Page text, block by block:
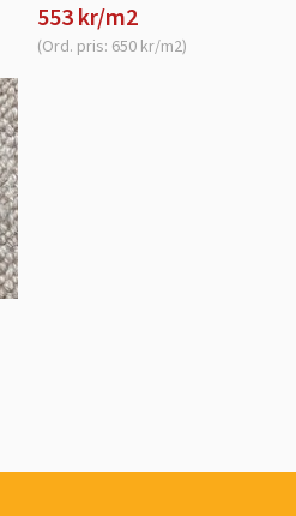
553 kr/m2
(Ord. pris: 650 kr/m2)